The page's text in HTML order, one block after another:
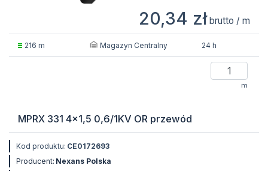
20,34 zł brutto / m
216 m Magazyn Centralny 24 h
m
MPRX 331 4x1,5 0,6/1KV OR przewód
Kod produktu: CE0172693
Producent: Nexans Polska